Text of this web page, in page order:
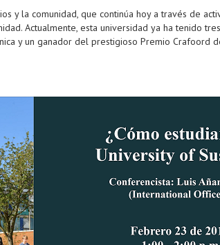
y la comunidad, que continúa hoy a través de
Actualmente, esta universidad ya ha tenido
y un ganador del prestigioso Premio Crafoord